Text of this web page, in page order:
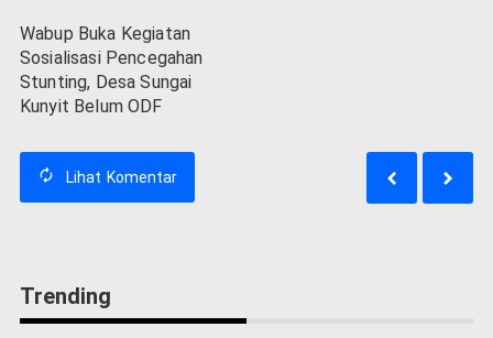
Wabup Buka Kegiatan
Sosialisasi Pencegahan
Stunting, Desa Sungai
Kunyit Belum ODF
Lihat Komentar
Trending